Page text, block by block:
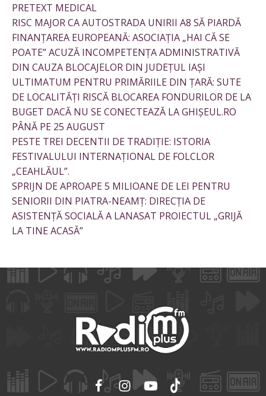
PRETEXT MEDICAL
RISC MAJOR CA AUTOSTRADA UNIRII A8 SĂ PIARDĂ
FINANȚAREA EUROPEANĂ: ASOCIAȚIA „HAI CĂ SE
POATE” ACUZĂ INCOMPETENȚA ADMINISTRATIVĂ
DIN CAUZA BLOCAJELOR DIN JUDEȚUL IAȘI
ULTIMATUM PENTRU PRIMĂRIILE DIN ȚARĂ: SUTE
DE LOCALITĂȚI RISCĂ BLOCAREA FONDURILOR DE LA
BUGET DACĂ NU SE CONECTEAZĂ LA GHIȘEUL.RO
PÂNĂ PE 25 AUGUST
PESTE TREI DECENTII DE TRADIȚIE: ISTORIA
FESTIVALULUI INTERNAȚIONAL DE FOLCLOR
„CEAHLĂUL”.
SPRIJN DE APROAPE 5 MILIOANE DE LEI PENTRU
SENIORII DIN PIATRA-NEAMȚ: DIRECȚIA DE
ASISTENȚĂ SOCIALĂ A LANASAT PROIECTUL „GRIJĂ
LA TINE ACASĂ”